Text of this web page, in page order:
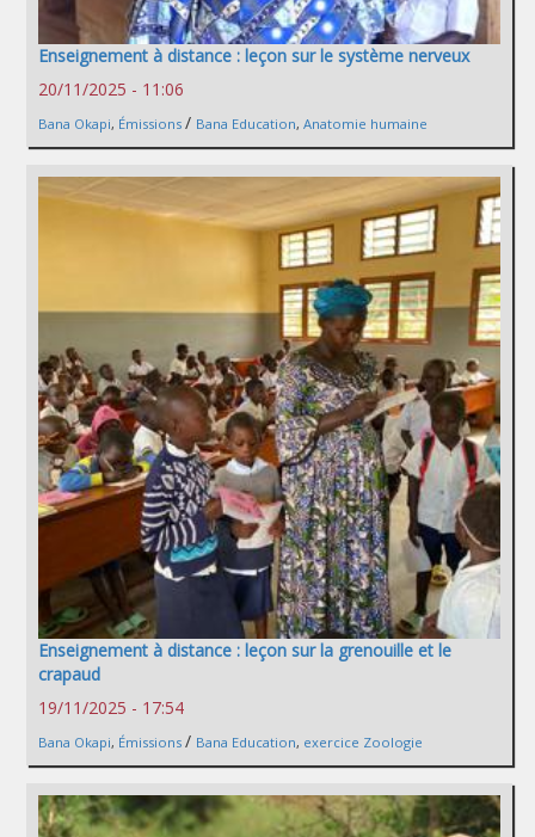
Enseignement à distance : leçon sur le système nerveux
20/11/2025 - 11:06
Bana Okapi, Émissions / Bana Education, Anatomie humaine
Enseignement à distance : leçon sur la grenouille et le
crapaud
19/11/2025 - 17:54
Bana Okapi, Émissions / Bana Education, exercice Zoologie